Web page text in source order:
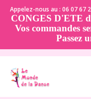
Appelez-nous au : 06 07 67
CONGES D'ETE
Vos commandes
Passez